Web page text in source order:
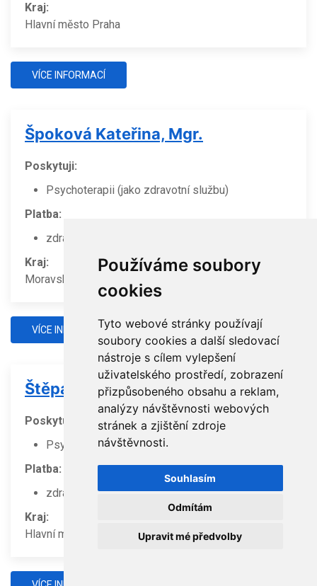
Používáme soubory
cookies
Tyto webové stránky používají
soubory cookies a další sledovací
nástroje s cílem vylepšení
uživatelského prostředí, zobrazení
přizpůsobeného obsahu a reklam,
analýzy návštěvnosti webových
stránek a zjištění zdroje
návštěvnosti.
Souhlasím
Odmítám
Upravit mé předvolby
Kraj:
Hlavní město Praha
VÍCE INFORMACÍ
Špoková Kateřina, Mgr.
Poskytuji:
Psychoterapii (jako zdravotní službu)
Platba:
zdravotní pojištění
Kraj:
Moravskoslezský kraj
VÍCE INFORMACÍ
Štěpánková Lenka, MUDr., Ph.D.
Poskytuji:
Psychoterapii (jako zdravotní službu)
Platba:
zdravotní pojištění
Kraj:
Hlavní město Praha